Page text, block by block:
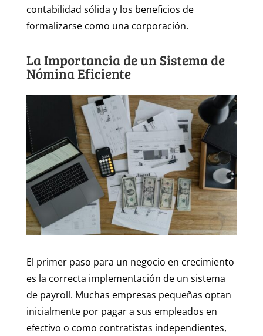
contabilidad sólida y los beneficios de
formalizarse como una corporación.
La Importancia de un Sistema de
Nómina Eficiente
El primer paso para un negocio en crecimiento
es la correcta implementación de un sistema
de payroll. Muchas empresas pequeñas optan
inicialmente por pagar a sus empleados en
efectivo o como contratistas independientes,